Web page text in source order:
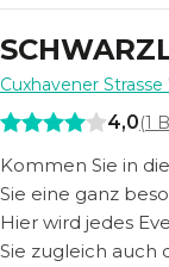
Cuxhavener Strasse
4,0(1
Kommen Sie in
Sie eine ganz
Hier wird jedes
Sie zugleich